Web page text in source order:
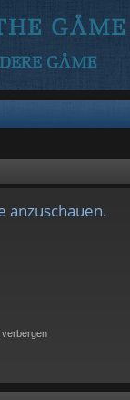
anzuschauen.
verbergen